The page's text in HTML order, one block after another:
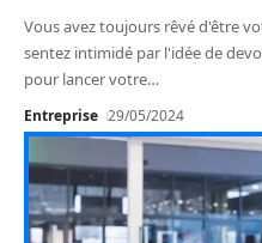
Vous avez toujours rêvé d'être
sentez intimidé par l'idée de
pour lancer votre…
Entreprise 29/05/2024